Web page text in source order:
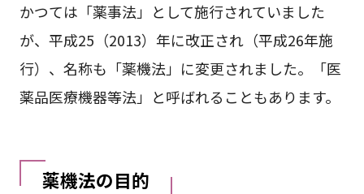
かつては「薬事法」として施行されていました
が、平成25（2013）年に改正され（平成26年施
行）、名称も「薬機法」に変更されました。「医
薬品医療機器等法」と呼ばれることもあります。
薬機法の目的